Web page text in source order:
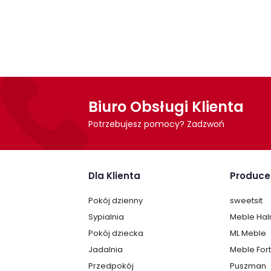
Biuro Obsługi Klienta
Potrzebujesz pomocy? Zadzwoń
Dla Klienta
Pokój dzienny
Sypialnia
Pokój dziecka
Jadalnia
Przedpokój
sweetsit
Meble
ML Meble
Meble
Puszman